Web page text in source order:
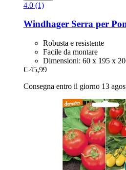
4.0 (1)
Windhager Serra per
Robusta e resistente
Facile da montare
Dimensioni: 60 x 195 x
€ 45,99
Consegna entro il giorno 13